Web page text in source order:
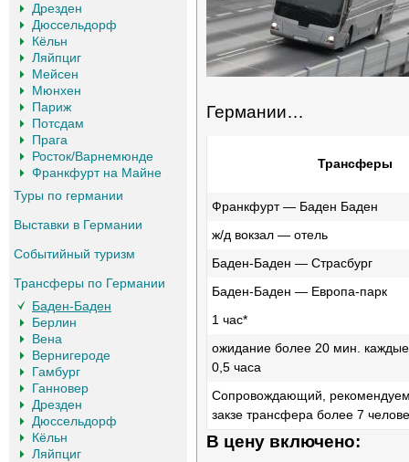
Германии…
Трансферы
Франкфурт — Баден Баден
ж/д вокзал — отель
Баден-Баден — Страсбург
Баден-Баден — Европа-парк
1 час*
ожидание более 20 мин. каждые
0,5 часа
Сопровождающий,
закзе трансфера более 7
В цену включено:
Дрезден
Дюссельдорф
Кёльн
Ляйпциг
Мейсен
Мюнхен
Париж
Потсдам
Прага
Росток/Варнемюнде
Франкфурт на Майне
Туры по германии
Выставки в Германии
Событийный туризм
Трансферы по Германии
Баден-Баден
Берлин
Вена
Вернигероде
Гамбург
Ганновер
Дрезден
Дюссельдорф
Кёльн
Ляйпциг